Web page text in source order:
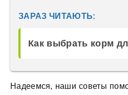
ЗАРАЗ ЧИТАЮТЬ:
Как выбрать корм
Надеемся, наши советы